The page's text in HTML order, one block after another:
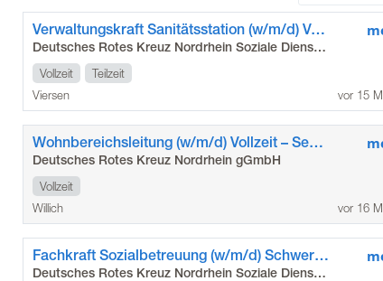
Verwaltungskraft Sanitätsstation (w/m/d) Vollzeit / Teilzeit - Flüchtlingshilfe Viersen
Deutsches Rotes Kreuz Nordrhein Soziale Dienste gGmbH
Vollzeit
Teilzeit
Viersen
vor 15
Wohnbereichsleitung (w/m/d) Vollzeit – Seniorenzentrum Moosheide in Willich
Deutsches Rotes Kreuz Nordrhein gGmbH
Vollzeit
Willich
vor 16
Fachkraft Sozialbetreuung (w/m/d) Schwerpunkt Gewaltschutzkoordination - Flüchtlingshilfe Rheinberg
Deutsches Rotes Kreuz Nordrhein Soziale Dienste gGmbH